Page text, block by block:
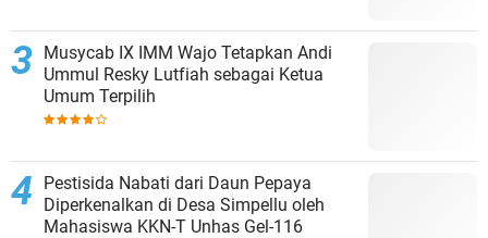
Musycab IX IMM Wajo Tetapkan Andi
Ummul Resky Lutfiah sebagai Ketua
Umum Terpilih
Pestisida Nabati dari Daun Pepaya
Diperkenalkan di Desa Simpellu oleh
Mahasiswa KKN-T Unhas Gel-116